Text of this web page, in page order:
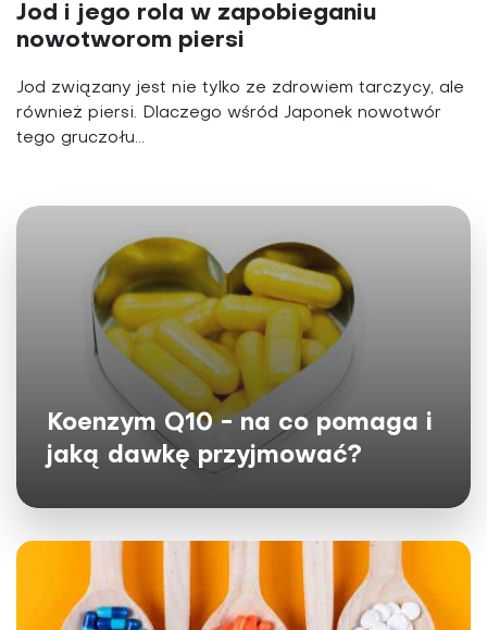
Jod i jego rola w zapobieganiu
nowotworom piersi
Jod związany jest nie tylko ze zdrowiem tarczycy, ale
również piersi. Dlaczego wśród Japonek nowotwór
tego gruczołu...
Koenzym Q10 - na co pomaga i
jaką dawkę przyjmować?